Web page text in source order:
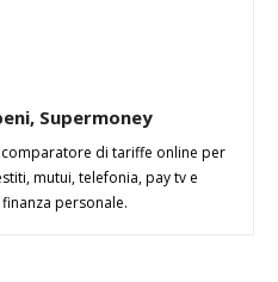
Supermoney
di tariffe online per
mutui, telefonia, pay tv e
personale.